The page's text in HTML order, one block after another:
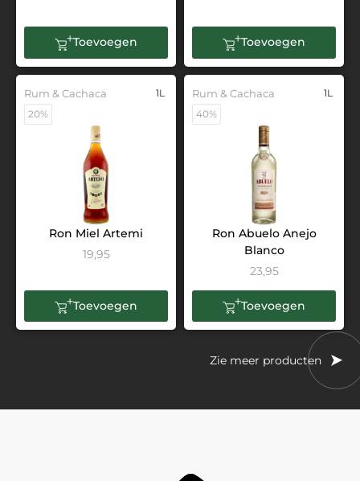
Toevoegen Toevoegen
Rum & Cachaca
1L
20%
Ron Miel Artemi
19,95
Toevoegen
Rum & Cachaca
1L
40%
Ron Abuelo Anejo
Blanco
23,95
Toevoegen
Zie meer producten